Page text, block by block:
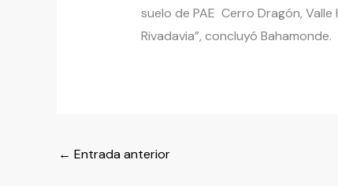
suelo de PAE Cerro Dragón,
Rivadavia”, concluyó Bahamonde.
← Entrada anterior